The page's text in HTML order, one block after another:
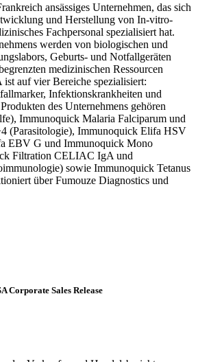
ansässiges Unternehmen, das sich
und Herstellung von In-vitro-
Fachpersonal spezialisiert hat.
werden von biologischen und
Geburts- und Notfallgeräten
medizinischen Ressourcen
auf vier Bereiche spezialisiert:
Infektionskrankheiten und
des Unternehmens gehören
Immunoquick Malaria Falciparum und
(Parasitologie), Immunoquick Elifa HSV
EBV G und Immunoquick Mono
Filtration CELIAC IgA und
sowie Immunoquick Tetanus
über Fumouze Diagnostics und
Corporate Sales Release